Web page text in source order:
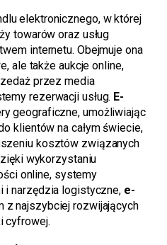
elektronicznego, w której
towarów oraz usług
internetu. Obejmuje ona
ale także aukcje online,
przez media
rezerwacji usług. E-
geograficzne, umożliwiając
klientów na całym świecie,
kosztów związanych
wykorzystaniu
online, systemy
i narzędzia logistyczne, e-
z najszybciej rozwijających
cyfrowej.